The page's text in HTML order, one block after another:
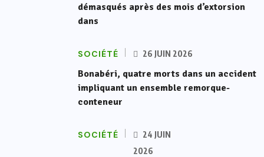
démasqués après des mois d’extorsion
dans
SOCIÉTÉ 26 JUIN 2026
Bonabéri, quatre morts dans un accident
impliquant un ensemble remorque-
conteneur
SOCIÉTÉ
24 JUIN
2026